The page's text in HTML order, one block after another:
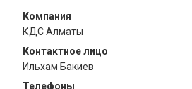
КДС Алматы
Ильхам Бакиев